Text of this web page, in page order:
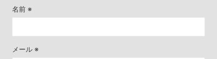
名前 ※
メール ※